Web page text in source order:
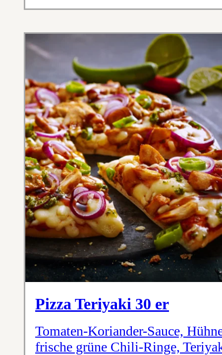
Pizza Teriyaki 30 er
Tomaten-Koriander-Sauce,
frische grüne Chili-Ringe,